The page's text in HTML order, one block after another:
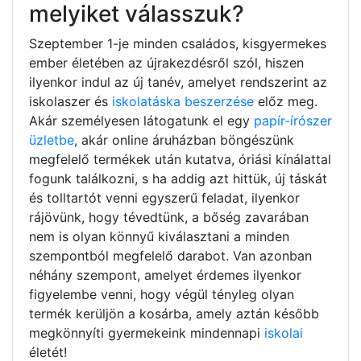
melyiket válasszuk?
Szeptember 1-je minden családos, kisgyermekes
ember életében az újrakezdésről szól, hiszen
ilyenkor indul az új tanév, amelyet rendszerint az
iskolaszer és iskolatáska beszerzése előz meg.
Akár személyesen látogatunk el egy papír-írószer
üzletbe, akár online áruházban böngészünk
megfelelő termékek után kutatva, óriási kínálattal
fogunk találkozni, s ha addig azt hittük, új táskát
és tolltartót venni egyszerű feladat, ilyenkor
rájövünk, hogy tévedtünk, a bőség zavarában
nem is olyan könnyű kiválasztani a minden
szempontból megfelelő darabot. Van azonban
néhány szempont, amelyet érdemes ilyenkor
figyelembe venni, hogy végül tényleg olyan
termék kerüljön a kosárba, amely aztán később
megkönnyíti gyermekeink mindennapi iskolai
életét!